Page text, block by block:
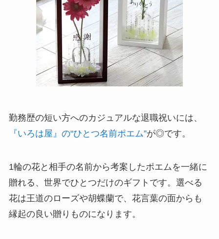
勤務歴の短い方へのカジュアルな退職祝いには、
『いろは屋』の“ひとつ名前ポエム”が◎です。
1輪の花と相手の名前から考案したポエムを一緒に
贈れる、世界でひとつだけのギフト です。選べる
花は王道のローズや胡蝶蘭で、花言葉の面からも
縁起の良い贈りものになります。